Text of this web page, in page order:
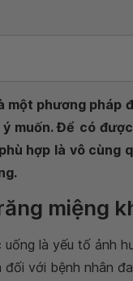
một phương pháp
muốn. Để có
hợp là vô cùng
miệng
là yếu tố ảnh
với bệnh nhân